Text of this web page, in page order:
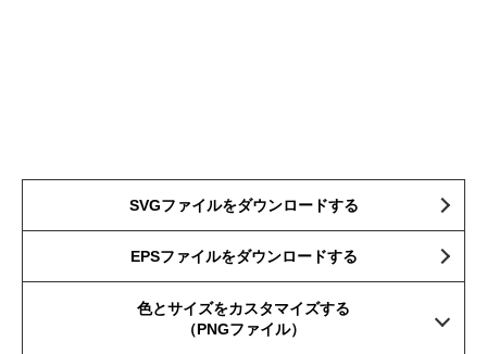
SVGファイルをダウンロードする
EPSファイルをダウンロードする
色とサイズをカスタマイズする
（PNGファイル）